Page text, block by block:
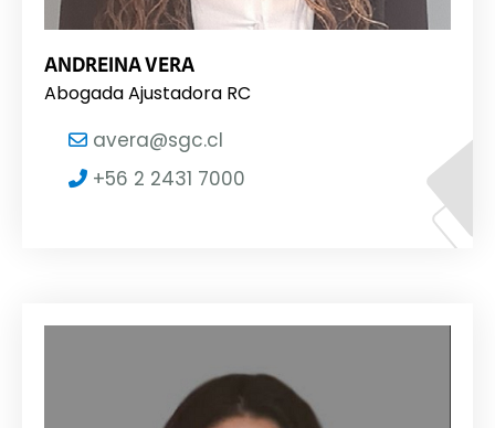
ANDREINA VERA
Abogada Ajustadora RC
avera@sgc.cl
+56 2 2431 7000